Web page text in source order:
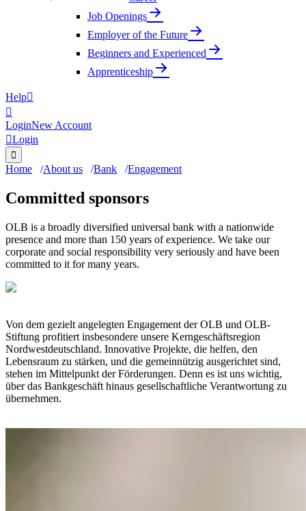
Job Openings
Employer of the Future
Beginners and Experienced
Apprenticeship
Help

LoginNew Account
Login

Home About us Bank Engagement
Committed sponsors
OLB is a broadly diversified universal bank with a nationwide
presence and more than 150 years of experience. We take our
corporate and social responsibility very seriously and have been
committed to it for many years.
Von dem gezielt angelegten Engagement der OLB und OLB-
Stiftung profitiert insbesondere unsere Kerngeschäftsregion
Nordwestdeutschland. Innovative Projekte, die helfen, den
Lebensraum zu stärken, und die gemeinnützig ausgerichtet sind,
stehen im Mittelpunkt der Förderungen. Denn es ist uns wichtig,
über das Bankgeschäft hinaus gesellschaftliche Verantwortung zu
übernehmen.